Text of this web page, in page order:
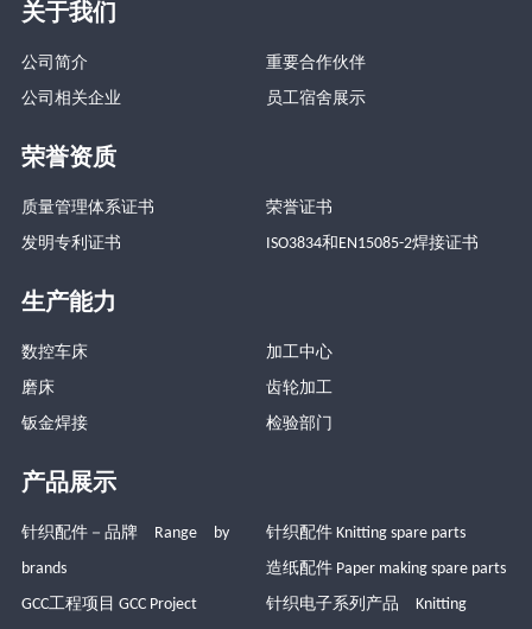
关于我们
公司简介
重要合作伙伴
公司相关企业
员工宿舍展示
荣誉资质
质量管理体系证书
荣誉证书
发明专利证书
ISO3834和EN15085-2焊接证书
生产能力
数控车床
加工中心
磨床
齿轮加工
钣金焊接
检验部门
产品展示
针织配件－品牌 Range by
brands
针织配件 Knitting spare parts
造纸配件 Paper making spare parts
GCC工程项目 GCC Project
针织电子系列产品 Knitting